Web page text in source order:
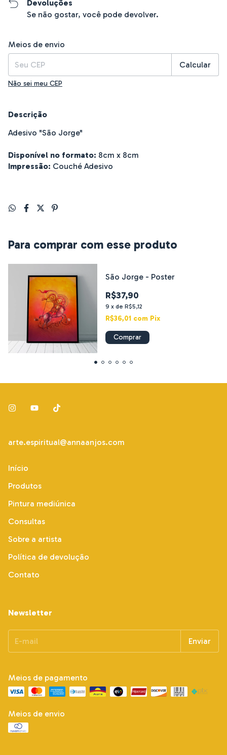
Devoluções
Se não gostar, você pode devolver.
Entregas para o CEP:
Meios de envio
Calcular
Não sei meu CEP
Descrição
Adesivo "São Jorge"
Disponível no formato: 8cm x 8cm
Impressão: Couché Adesivo
Para comprar com esse produto
São Jorge - Poster
R$37,90
9 x de R$5,12
R$36,01 com Pix
Comprar
arte.espiritual@annaanjos.com
Início
Produtos
Pintura mediúnica
Consultas
Sobre a artista
Política de devolução
Contato
Newsletter
Meios de pagamento
Meios de envio